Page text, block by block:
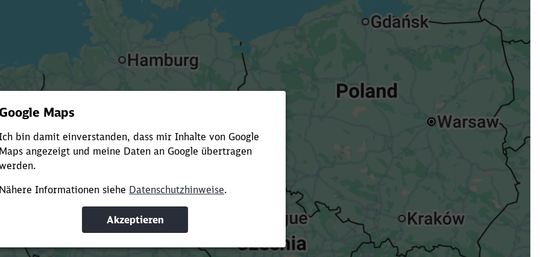
Es dauert dir zu lange?
Suchbegriffe eingeben